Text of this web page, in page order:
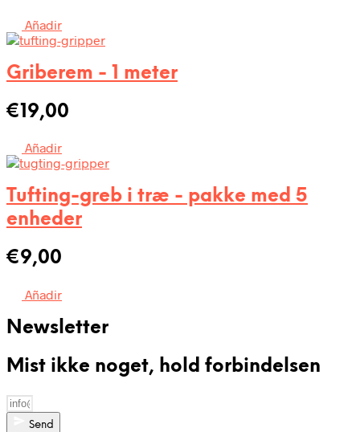
€249,00.
Añadir
Griberem - 1 meter
€19,00
Añadir
Tufting-greb i træ - pakke med 5
enheder
€9,00
Añadir
Newsletter
Mist ikke noget, hold forbindelsen
Send